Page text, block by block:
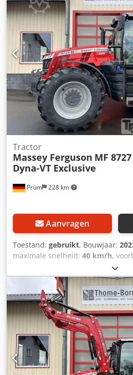
mogelijk. Csdpfxezf Ncvj Ag Usrf
Prüm 228 km
Tractor
Massey Ferguson MF 8727
Dyna-VT Exclusive
Aanvragen
Toestand: gebruikt, Bouwjaar:
maximale snelheid: 40 km/h,
710/75 R42 |
710/75 R42, Banden (v): 650/60
R42, Bedrijfsuren: 370, Eerste
2024_____Standaarduitrusting /
gegevensMotorNominaal
2.100 tpmMax. vermogen (ISO)
tpmEPM - Max. vermogen (ISO)
tpmMax. koppel 1.220 Nm bij
1.300 Nm bij 1.500 tpmAGCO
Crsdpjvqakxsfx Ag Ujf